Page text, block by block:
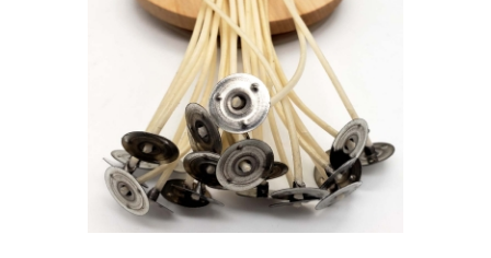
do koszyka